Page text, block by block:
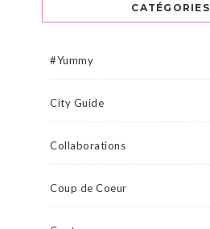
CATÉGORIES
#Yummy
City Guide
Collaborations
Coup de Coeur